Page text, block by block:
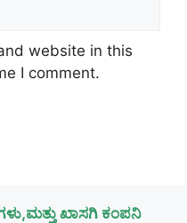
website in this
I comment.
ಖಾಸಗಿ ಕಂಪನಿ